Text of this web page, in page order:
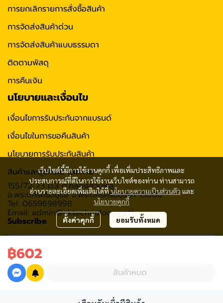
฿602
สินค้าหมด
เว็บไซต์นี้มีการใช้งานคุกกี้ เพื่อเพิ่มประสิทธิภาพและ
ประสบการณ์ที่ดีในการใช้งานเว็บไซต์ของท่าน ท่านสามารถ
อ่านรายละเอียดเพิ่มเติมได้ที่นโยบายความเป็นส่วนตัว และ
นโยบายคุกกี้
ตั้งค่าคุกกี้ ยอมรับทั้งหมด
การยกเลิกรายการสั่งซื้อสินค้า
การจัดส่งสินค้าด่วน
การจัดส่งสินค้าแบบธรรมดา
ติดตามพัสดุ
การคืนเงิน
นโยบายและเงื่อนไข
เงื่อนไขการรับประกันจากแบรนด์
เงื่อนไขในการขอคืนสินค้า
นโยบายการรับประกันสินค้า
สินค้าและอุปกรณ์ เสียหาย
155/72-73 ม.3 ต.คลองสวนพลู
อ.พระนครศรีอยุธย จ.พระนครศรีอยุธยา 13000
Tel: 0659698998
Email: admin@cktechnology.co.th
Subscribe
รับข่าวสาร